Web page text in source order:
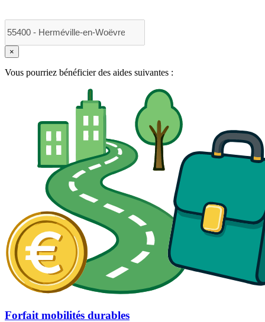
×
Vous pourriez bénéficier des aides suivantes :
Forfait mobilités durables